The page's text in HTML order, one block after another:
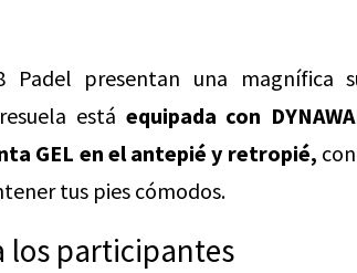
presentan una magnífica
está equipada con
GEL en el antepié y retropié,
tus pies cómodos.
los participantes